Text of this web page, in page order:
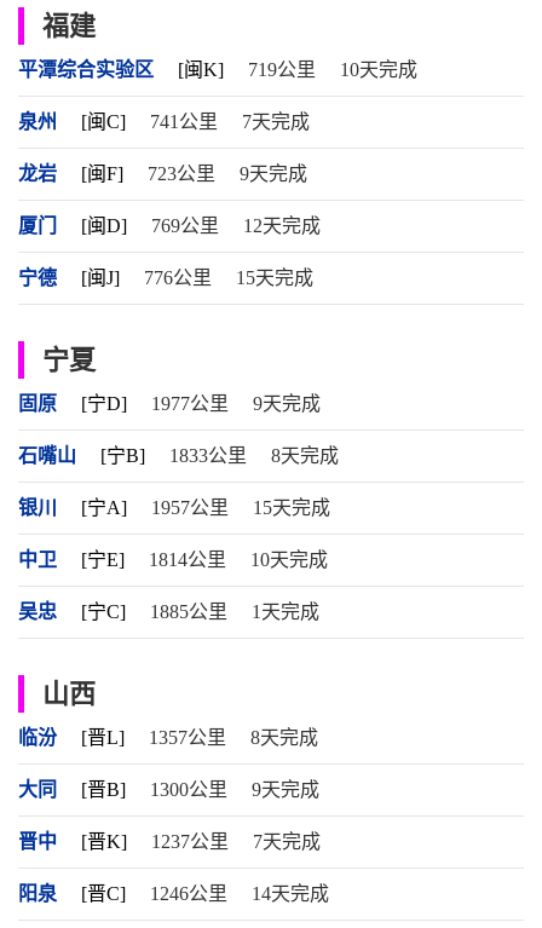
福建
平潭综合实验区 [闽K] 719公里 10天完成
泉州 [闽C] 741公里 7天完成
龙岩 [闽F] 723公里 9天完成
厦门 [闽D] 769公里 12天完成
宁德 [闽J] 776公里 15天完成
宁夏
固原 [宁D] 1977公里 9天完成
石嘴山 [宁B] 1833公里 8天完成
银川 [宁A] 1957公里 15天完成
中卫 [宁E] 1814公里 10天完成
吴忠 [宁C] 1885公里 1天完成
山西
临汾 [晋L] 1357公里 8天完成
大同 [晋B] 1300公里 9天完成
晋中 [晋K] 1237公里 7天完成
阳泉 [晋C] 1246公里 14天完成